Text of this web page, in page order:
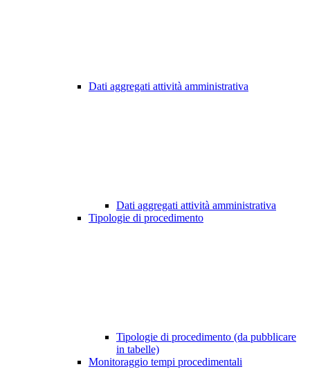
Dati aggregati attività amministrativa
Dati aggregati attività amministrativa
Tipologie di procedimento
Tipologie di procedimento (da pubblicare
in tabelle)
Monitoraggio tempi procedimentali